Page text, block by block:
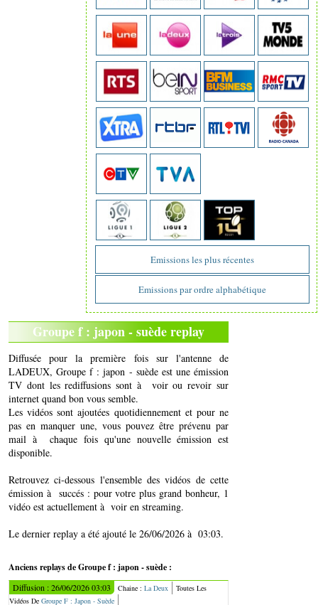
Emissions les plus récentes
Emissions par ordre alphabétique
Groupe f : japon - suède replay
Diffusée pour la première fois sur l'antenne de
LADEUX, Groupe f : japon - suède est une émission
TV dont les rediffusions sont à voir ou revoir sur
internet quand bon vous semble.
Les vidéos sont ajoutées quotidiennement et pour ne
pas en manquer une, vous pouvez être prévenu par
mail à chaque fois qu'une nouvelle émission est
disponible.
Retrouvez ci-dessous l'ensemble des vidéos de cette
émission à succés : pour votre plus grand bonheur, 1
vidéo est actuellement à voir en streaming.
Le dernier replay a été ajouté le 26/06/2026 à 03:03.
Anciens replays de Groupe f : japon - suède :
Diffusion : 26/06/2026 03:03 Chaine : La Deux
Toutes Les
Vidéos De Groupe F : Japon - Suède